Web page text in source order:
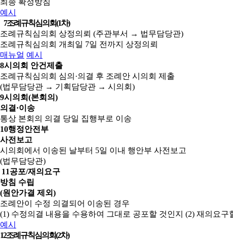
최종 확정방침
예시
7조례규칙심의회(1차)
조례규칙심의회 상정의뢰 (주관부서 → 법무담당관)
조례규칙심의회 개최일 7일 전까지 상정의뢰
매뉴얼 예시
8시의회 안건제출
조례규칙심의회 심의·의결 후 조례안 시의회 제출
(법무담당관 → 기획담당관 → 시의회)
9시의회(본회의)
의결·이송
통상 본회의 의결 당일 집행부로 이송
10행정안전부
사전보고
시의회에서 이송된 날부터 5일 이내 행안부 사전보고
(법무담당관)
11공포/재의요구
방침 수립
(원안가결 제외)
조례안이 수정 의결되어 이송된 경우
(1) 수정의결 내용을 수용하여 그대로 공포할 것인지 (2) 재의요구
예시
12조례규칙심의회(2차)